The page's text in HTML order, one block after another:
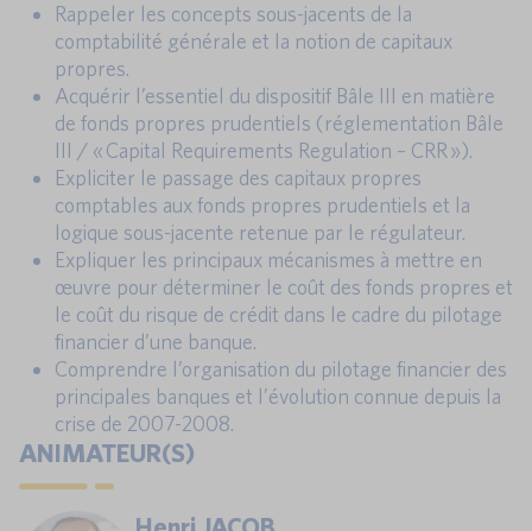
Rappeler les concepts sous-jacents de la
comptabilité générale et la notion de capitaux
propres.
Acquérir l’essentiel du dispositif Bâle III en matière
de fonds propres prudentiels (réglementation Bâle
III / « Capital Requirements Regulation – CRR »).
Expliciter le passage des capitaux propres
comptables aux fonds propres prudentiels et la
logique sous-jacente retenue par le régulateur.
Expliquer les principaux mécanismes à mettre en
œuvre pour déterminer le coût des fonds propres et
le coût du risque de crédit dans le cadre du pilotage
financier d’une banque.
Comprendre l’organisation du pilotage financier des
principales banques et l’évolution connue depuis la
crise de 2007-2008.
ANIMATEUR(S)